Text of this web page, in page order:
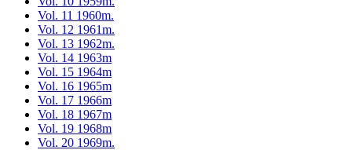
Vol. 11 1960m.
Vol. 12 1961m.
Vol. 13 1962m.
Vol. 14 1963m
Vol. 15 1964m
Vol. 16 1965m
Vol. 17 1966m
Vol. 18 1967m
Vol. 19 1968m
Vol. 20 1969m.